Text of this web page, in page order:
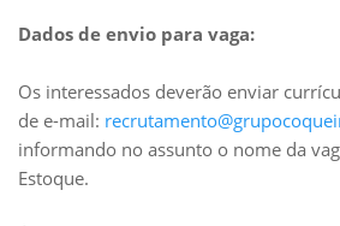
Dados de envio para vaga:
Os interessados deverão enviar
de e-mail:
informando no assunto o nome da
Estoque.